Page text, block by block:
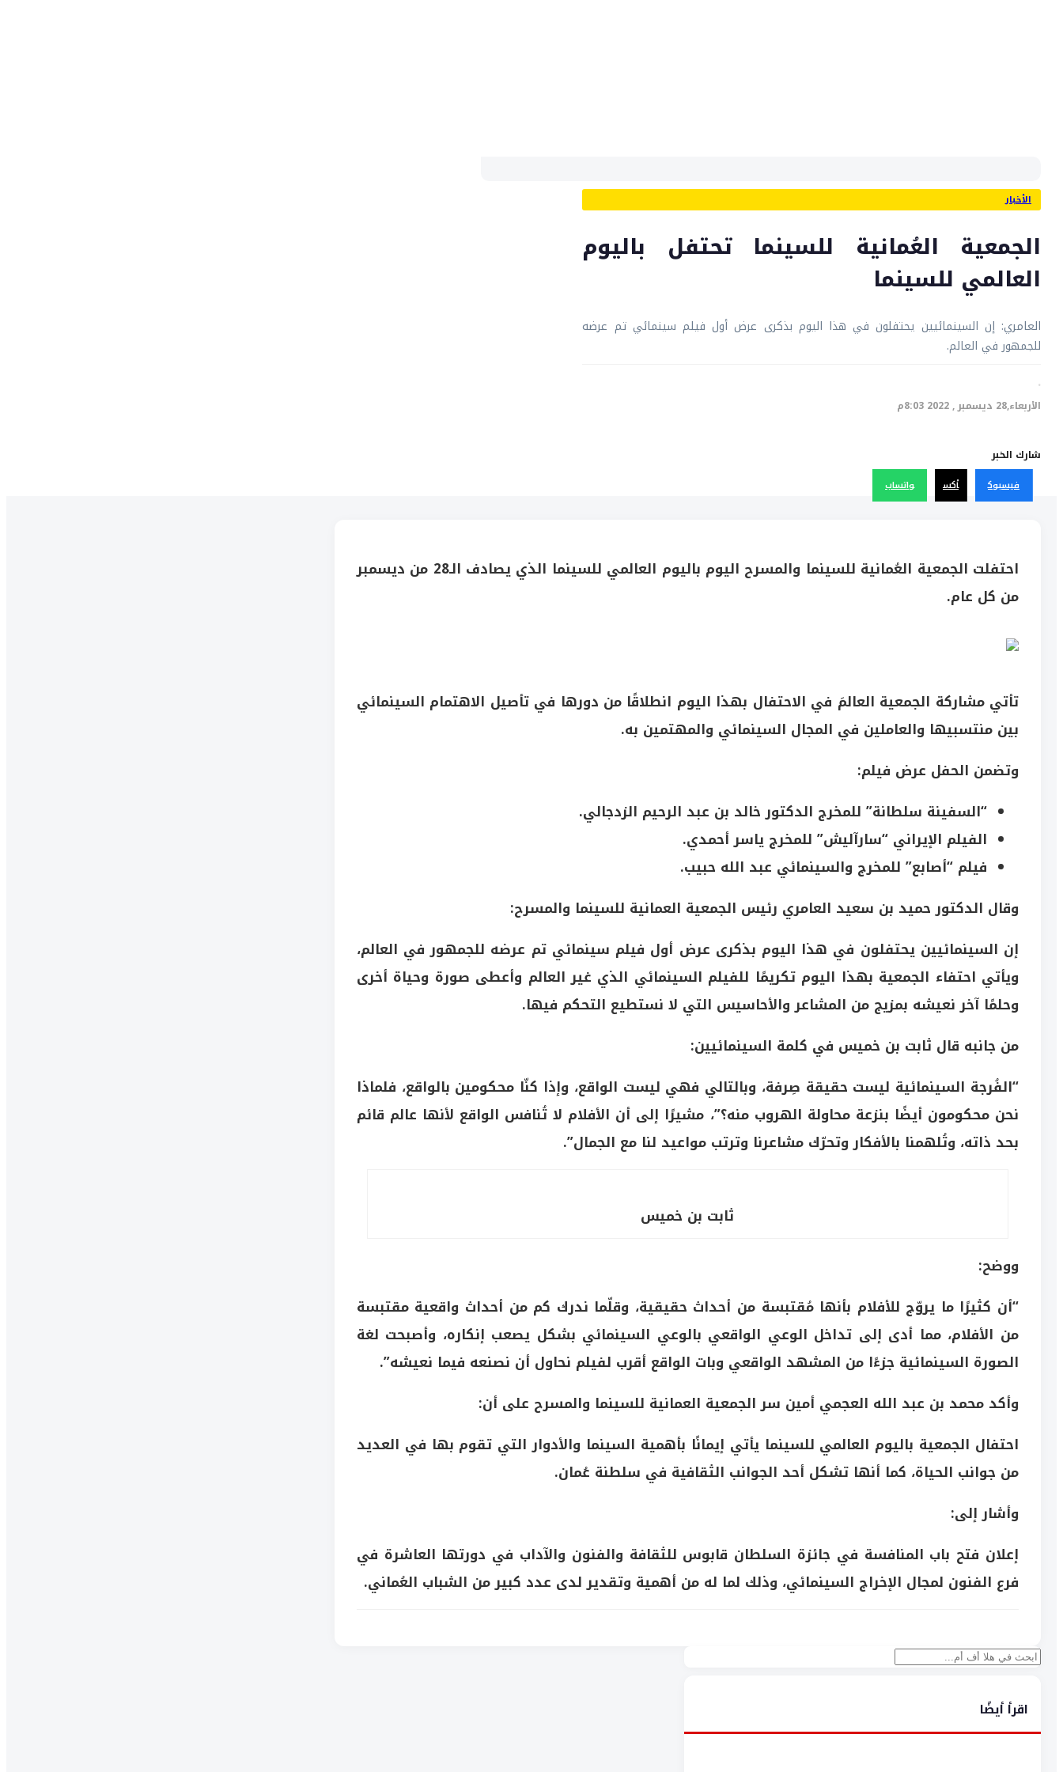
الأخبار
الجمعية العُمانية للسينما تحتفل باليوم
العالمي للسينما
العامري: إن السينمائيين يحتفلون في هذا اليوم بذكرى عرض أول فيلم سينمائي تم عرضه
للجمهور في العالم.
·
الأربعاء,28 ديسمبر , 2022 8:03م
شارك الخبر
فيسبوك أكس واتساب
احتفلت الجمعية العُمانية للسينما والمسرح اليوم باليوم العالمي للسينما الذي يصادف الـ28 من ديسمبر
من كل عام.
تأتي مشاركة الجمعية العالمَ في الاحتفال بهذا اليوم انطلاقًا من دورها في تأصيل الاهتمام السينمائي
بين منتسبيها والعاملين في المجال السينمائي والمهتمين به.
وتضمن الحفل عرض فيلم:
“السفينة سلطانة” للمخرج الدكتور خالد بن عبد الرحيم الزدجالي.
الفيلم الإيراني “سارآليش” للمخرج ياسر أحمدي.
فيلم “أصابع” للمخرج والسينمائي عبد الله حبيب.
وقال الدكتور حميد بن سعيد العامري رئيس الجمعية العمانية للسينما والمسرح:
إن السينمائيين يحتفلون في هذا اليوم بذكرى عرض أول فيلم سينمائي تم عرضه للجمهور في العالم،
ويأتي احتفاء الجمعية بهذا اليوم تكريمًا للفيلم السينمائي الذي غير العالم وأعطى صورة وحياة أخرى
وحلمًا آخر نعيشه بمزيج من المشاعر والأحاسيس التي لا نستطيع التحكم فيها.
من جانبه قال ثابت بن خميس في كلمة السينمائيين:
“الفُرجة السينمائية ليست حقيقة صِرفة، وبالتالي فهي ليست الواقع، وإذا كنّا محكومين بالواقع، فلماذا
نحن محكومون أيضًا بنزعة محاولة الهروب منه؟”، مشيرًا إلى أن الأفلام لا تُنافس الواقع لأنها عالم قائم
بحد ذاته، وتُلهمنا بالأفكار وتحرّك مشاعرنا وترتب مواعيد لنا مع الجمال”.
ثابت بن خميس
ووضح:
“أن كثيرًا ما يروّج للأفلام بأنها مُقتبسة من أحداث حقيقية، وقلّما ندرك كم من أحداث واقعية مقتبسة
من الأفلام، مما أدى إلى تداخل الوعي الواقعي بالوعي السينمائي بشكل يصعب إنكاره، وأصبحت لغة
الصورة السينمائية جزءًا من المشهد الواقعي وبات الواقع أقرب لفيلم نحاول أن نصنعه فيما نعيشه”.
وأكد محمد بن عبد الله العجمي أمين سر الجمعية العمانية للسينما والمسرح على أن:
احتفال الجمعية باليوم العالمي للسينما يأتي إيمانًا بأهمية السينما والأدوار التي تقوم بها في العديد
من جوانب الحياة، كما أنها تشكل أحد الجوانب الثقافية في سلطنة عُمان.
وأشار إلى:
إعلان فتح باب المنافسة في جائزة السلطان قابوس للثقافة والفنون والآداب في دورتها العاشرة في
فرع الفنون لمجال الإخراج السينمائي، وذلك لما له من أهمية وتقدير لدى عدد كبير من الشباب العُماني.
بحث
اقرأ أيضًا